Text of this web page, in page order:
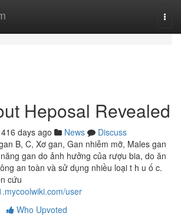
Heposal Revealed
416 days ago News
Discuss
B, C, Xơ gan, Gan nhiễm mỡ, Males gan
gan do ảnh hưởng của rượu bia, do ăn
an toàn và sử dụng nhiều loại t h u ố c.
cứu
user
Who Upvoted